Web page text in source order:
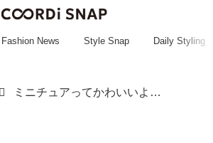
~~~~~~~~~~~
Fashion News Style Snap Daily Styling
ミニチュアってかわいいよねぇ♡【ガチャ】狙うはコンプリート！「愛しのキャラグッズ」